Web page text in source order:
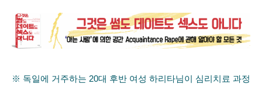
※ 독일에 거주하는 20대 후반 여성 하리타님이 심리치료 과정